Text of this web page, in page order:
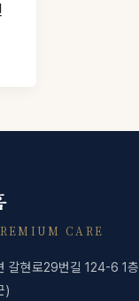
CARE
갈현로29번길 124-6 1층
)